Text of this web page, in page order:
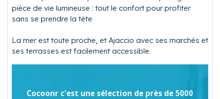
pièce de vie lumineuse : tout le confort pour profiter
sans se prendre la tête
La mer est toute proche, et Ajaccio avec ses marchés et
ses terrasses est facilement accessible.
Cocoonr c'est une sélection de près de 5000